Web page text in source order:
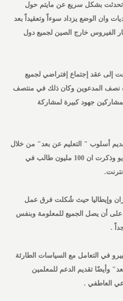
تحدثت بشكل سريع عن مايتم حول
وان الوضع يزداد سوءاً وتعقيداً بعد
الفيروس خارج الصين لجميع دول
إلى عقد إجتماع إفتراضي لجميع
نصف المدعوين وكان ذلك في منتصف
جهود كبيرة لمشاركة
أسلوب " التعليم عن بعد" من خلال
بثه عن طريق التلفزيون أو الراديو وذكرت ان 100 مليون طالب في
وإيطاليا حيث شُكلت فرق عمل
على أن يصل الجميع للمعلومة وبنفس
.
في التعامل مع السياسات الطارئة
وأيضًا تقديم الدعم للمعلمين
العاطفي .